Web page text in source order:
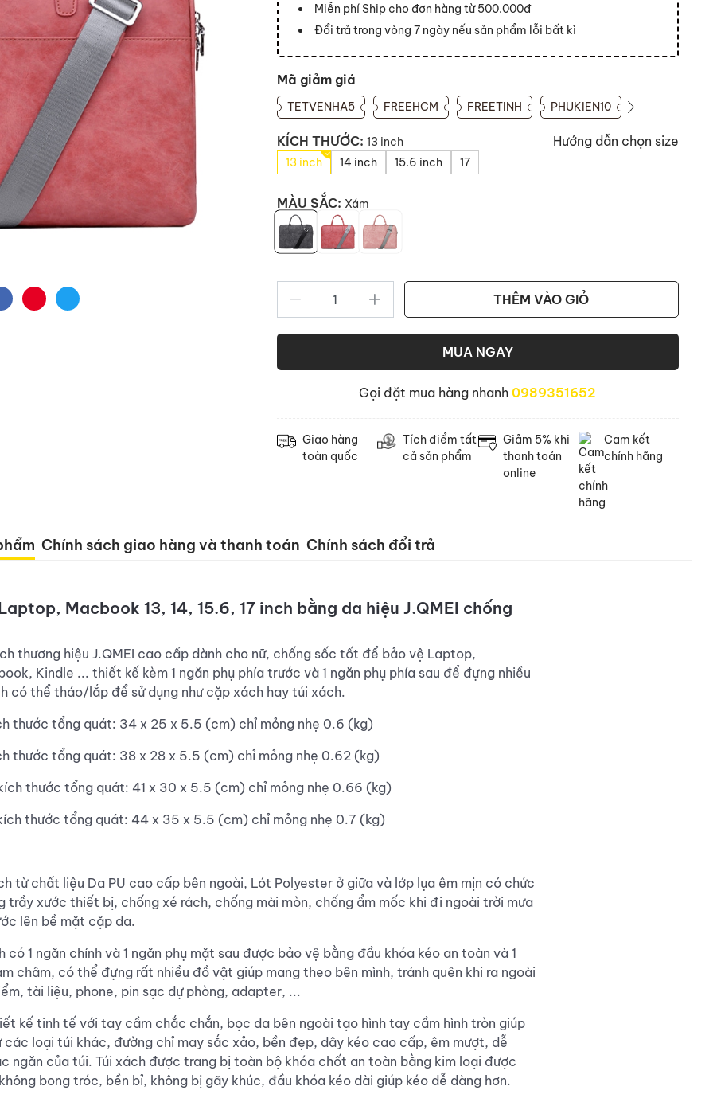
Miễn phí Ship cho đơn hàng từ 500.000đ
Đổi trả trong vòng 7 ngày nếu sản phẩm lỗi bất kì
Mã giảm giá
TETVENHA5 FREEHCM FREETINH PHUKIEN10
KÍCH THƯỚC: 13 inch Hướng dẫn chọn size
13 inch 14 inch 15.6 inch 17
MÀU SẮC: Xám
THÊM VÀO GIỎ
MUA NGAY
Gọi đặt mua hàng nhanh0989351652
Giao hàng
toàn quốc
Tích điểm tất
cả sản phẩm
Giảm 5% khi
thanh toán
online
Cam kết
chính hãng
Chính sách giao hàng và thanh toán Chính sách đổi trả
Macbook 13, 14, 15.6, 17 inch bằng da hiệu J.QMEI chống
thương hiệu J.QMEI cao cấp dành cho nữ, chống sốc tốt để bảo vệ Laptop,
Kindle ... thiết kế kèm 1 ngăn phụ phía trước và 1 ngăn phụ phía sau để đựng nhiều
có thể tháo/lắp để sử dụng như cặp xách hay túi xách.
thước tổng quát: 34 x 25 x 5.5 (cm) chỉ mỏng nhẹ 0.6 (kg)
thước tổng quát: 38 x 28 x 5.5 (cm) chỉ mỏng nhẹ 0.62 (kg)
thước tổng quát: 41 x 30 x 5.5 (cm) chỉ mỏng nhẹ 0.66 (kg)
thước tổng quát: 44 x 35 x 5.5 (cm) chỉ mỏng nhẹ 0.7 (kg)
từ chất liệu Da PU cao cấp bên ngoài, Lót Polyester ở giữa và lớp lụa êm mịn có chức
trầy xước thiết bị, chống xé rách, chống mài mòn, chống ẩm mốc khi đi ngoài trời mưa
lên bề mặt cặp da.
1 ngăn chính và 1 ngăn phụ mặt sau được bảo vệ bằng đầu khóa kéo an toàn và 1
châm, có thể đựng rất nhiều đồ vật giúp mang theo bên mình, tránh quên khi ra ngoài
tài liệu, phone, pin sạc dự phòng, adapter, ...
kế tinh tế với tay cầm chắc chắn, bọc da bên ngoài tạo hình tay cầm hình tròn giúp
loại túi khác, đường chỉ may sắc xảo, bền đẹp, dây kéo cao cấp, êm mượt, dễ
ngăn của túi. Túi xách được trang bị toàn bộ khóa chốt an toàn bằng kim loại được
bong tróc, bền bỉ, không bị gãy khúc, đầu khóa kéo dài giúp kéo dễ dàng hơn.